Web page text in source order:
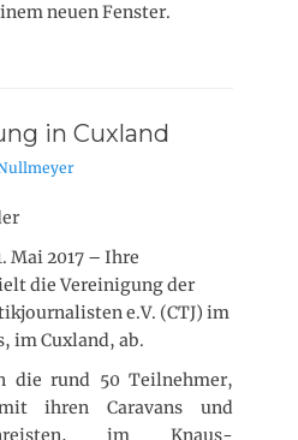
neuen Fenster.
in Cuxland
Mai 2017 – Ihre
die Vereinigung der
e.V. (CTJ) im
im Cuxland, ab.
die rund 50 Teilnehmer,
ihren Caravans und